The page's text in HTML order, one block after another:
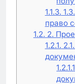
1.1.3.
право
1.2. 2.
1.2.1.